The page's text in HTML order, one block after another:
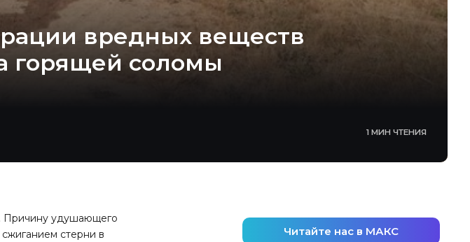
вредных веществ
горящей соломы
1 МИН ЧТЕНИЯ
Причину удушающего
стерни в
Читайте нас в МАКС